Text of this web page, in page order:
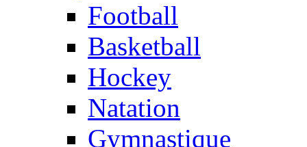
Football
Basketball
Hockey
Natation
Gymnastique